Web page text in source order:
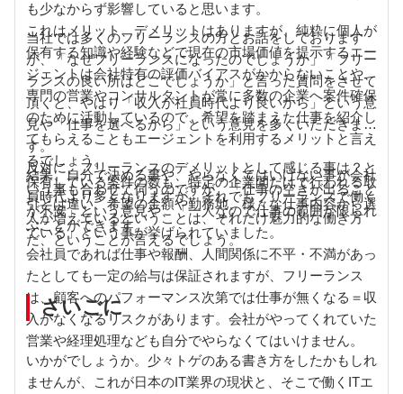
も少なからず影響していると思います。
これはメリット、デメリットはありますが、純粋に個人が
保有する知識や経験などで現在の市場価値を提示するエー
ジェントは会社特有の評価バイアスがかからないことや、
専門の営業やコンサルタントが常に多数の企業へ案件確保
のために活動しているので、希望を踏まえた仕事を紹介し
てもらえることもエージェントを利用するメリットと言え
るでしょう。
保有している案件の数も、特定の企業間だけで行われる取
引とは違い、希望の金額や勤務地、様々な仕事内容から選
ぶことができます。
当社では多くのフリーランスの方とお話をしております
が、「なぜフリーランスになったのでしょうか」「フリー
ランスの良い所はどこでしょうか」と言った質問をさせて
頂くと、やはり「収入が社員時代より良いから」という意
見や「仕事を選べるから」という意見を多くいただきま
す。
反対に、フリーランスのデメリットとして感じる事は？と
いう事も合わせて伺うのですが、「仕事の空きが出ること
が不安」という意見や、「一人なので仕事の範囲が限られ
ている」という事が挙げられていました。
会社員であれば仕事や報酬、人間関係に不平・不満があっ
たとしても一定の給与は保証されますが、フリーランス
は、顧客へのパフォーマンス次第では仕事が無くなる＝収
入がなくなるリスクがあります。会社がやってくれていた
営業や経理処理なども自分でやらなくてはいけません。
結果、自分で決める事や、やらなくてはいけない事が会社
員時代より多くなりますが、それでもフリーランスで働く
人が増えているということは、それだけ魅力的な働き方
だ、ということが言えるでしょう。
さいごに
いかがでしょうか。少々トゲのある書き方をしたかもしれ
ませんが、これが日本のIT業界の現状と、そこで働くITエ